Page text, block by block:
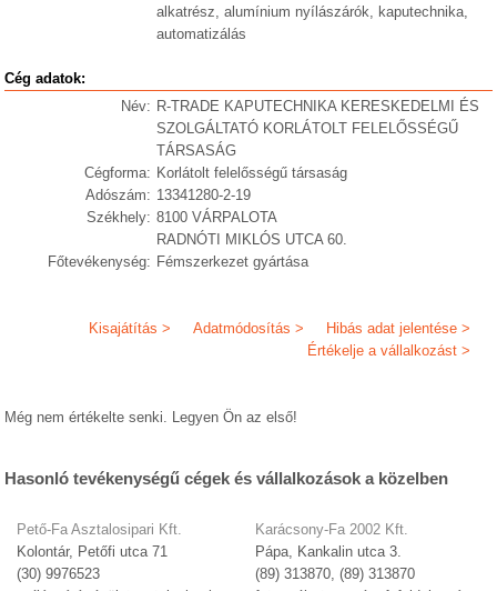
alkatrész, alumínium nyílászárók, kaputechnika,
automatizálás
Cég adatok:
Név: R-TRADE KAPUTECHNIKA KERESKEDELMI ÉS
SZOLGÁLTATÓ KORLÁTOLT FELELŐSSÉGŰ
TÁRSASÁG
Cégforma: Korlátolt felelősségű társaság
Adószám: 13341280-2-19
Székhely: 8100 VÁRPALOTA
RADNÓTI MIKLÓS UTCA 60.
Főtevékenység: Fémszerkezet gyártása
Hibás adat jelentése >
Adatmódosítás >
Kisajátítás >
Értékelje a vállalkozást >
Még nem értékelte senki. Legyen Ön az első!
Hasonló tevékenységű cégek és vállalkozások a közelben
Pető-Fa Asztalosipari Kft.
Kolontár, Petőfi utca 71
(30) 9976523
Karácsony-Fa 2002 Kft.
Pápa, Kankalin utca 3.
(89) 313870, (89) 313870